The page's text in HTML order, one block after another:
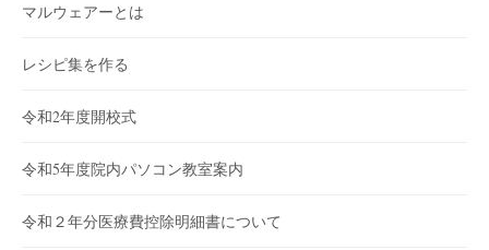
マルウェアーとは
レシピ集を作る
令和2年度開校式
令和5年度院内パソコン教室案内
令和２年分医療費控除明細書について